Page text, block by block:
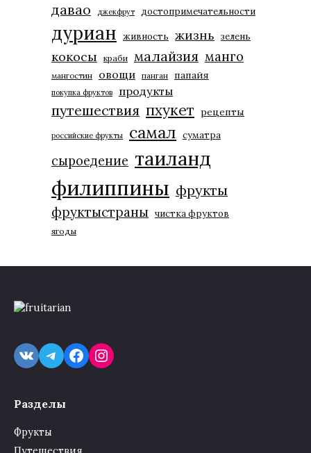
давао джекфрут достопримечательности
дуриан живность жизнь зелень
кокосы краби малайзия манго
мангостин овощи панган папайя
покупка фруктов продукты
путешествия пхукет рецепты
российские фрукты самал суматра
сыроедение таиланд
филиппины фрукты
фруктыстраны чистка фруктов
ягоды
VKTelegram
Facebook
Instagram
Разделы
Фрукты